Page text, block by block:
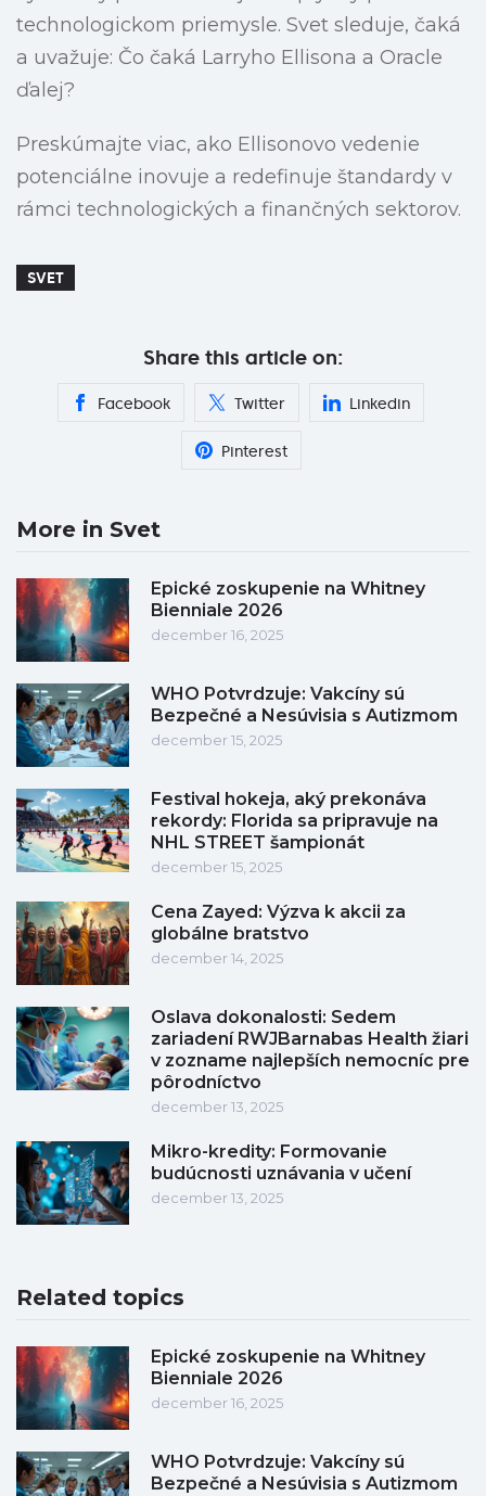
technologickom priemysle. Svet sleduje, čaká
a uvažuje: Čo čaká Larryho Ellisona a Oracle
ďalej?
Preskúmajte viac, ako Ellisonovo vedenie
potenciálne inovuje a redefinuje štandardy v
rámci technologických a finančných sektorov.
SVET
Share this article on:
Facebook Twitter Linkedin
Pinterest
More in Svet
Epické zoskupenie na Whitney
Bienniale 2026
december 16, 2025
WHO Potvrdzuje: Vakcíny sú
Bezpečné a Nesúvisia s Autizmom
december 15, 2025
Festival hokeja, aký prekonáva
rekordy: Florida sa pripravuje na
NHL STREET šampionát
december 15, 2025
Cena Zayed: Výzva k akcii za
globálne bratstvo
december 14, 2025
Oslava dokonalosti: Sedem
zariadení RWJBarnabas Health žiari
v zozname najlepších nemocníc pre
pôrodníctvo
december 13, 2025
Mikro-kredity: Formovanie
budúcnosti uznávania v učení
december 13, 2025
Related topics
Epické zoskupenie na Whitney
Bienniale 2026
december 16, 2025
WHO Potvrdzuje: Vakcíny sú
Bezpečné a Nesúvisia s Autizmom